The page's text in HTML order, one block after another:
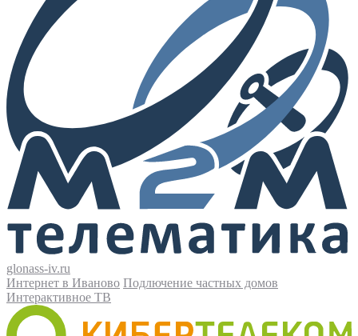
glonass-iv.ru
Интернет в Иваново Подлючение частных домов
Интерактивное ТВ